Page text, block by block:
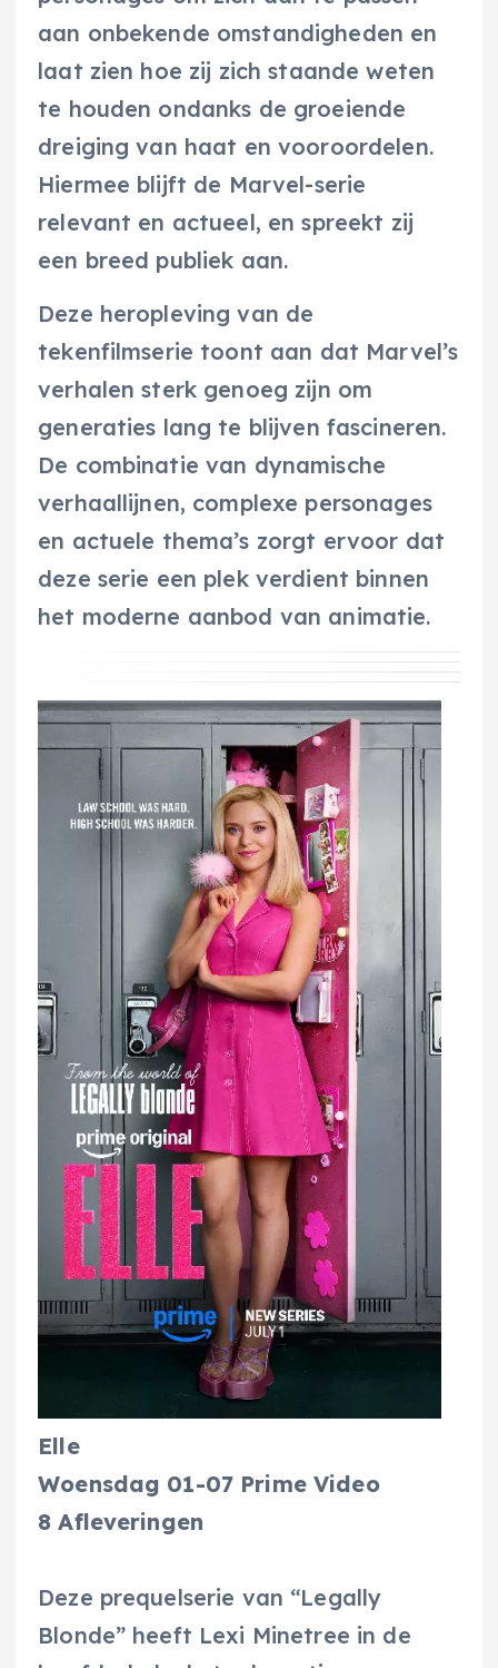
aan onbekende omstandigheden en
laat zien hoe zij zich staande weten
te houden ondanks de groeiende
dreiging van haat en vooroordelen.
Hiermee blijft de Marvel-serie
relevant en actueel, en spreekt zij
een breed publiek aan.
Deze heropleving van de
tekenfilmserie toont aan dat Marvel’s
verhalen sterk genoeg zijn om
generaties lang te blijven fascineren.
De combinatie van dynamische
verhaallijnen, complexe personages
en actuele thema’s zorgt ervoor dat
deze serie een plek verdient binnen
het moderne aanbod van animatie.
Elle
Woensdag 01-07 Prime Video
8 Afleveringen
Deze prequelserie van “Legally
Blonde” heeft Lexi Minetree in de